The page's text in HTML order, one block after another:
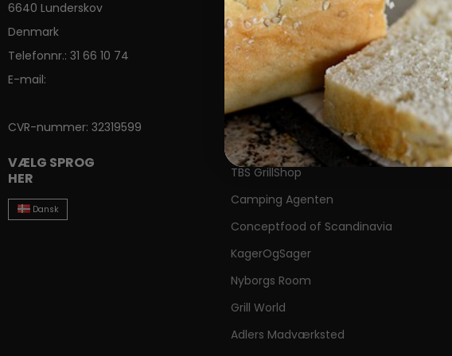
6640 Lunderskov
Denmark
Telefonnr.: 31 66 10 74
E-mail:
CVR-nummer: 32319599
VÆLG SPROG
HER
Dansk
Out-Standing
Primo
FORHANDLERE /
SAMARBEJDSPARTNERE
Fredstone i USA
TBS GrillShop
Camping Agenten
Conceptfood of Scandinavia
KagerOgSager
Nyborgs Room
Grill World
Adlers Madværksted